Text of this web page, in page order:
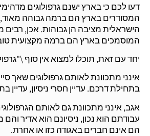
דעו לכם כי בארץ ישנם גרפולוגים
המסודרים בארץ הם ברמה גבוהה
הישראלית מציבה הן גבוהות. אכן, רבים
המוסמכים בארץ הם ברמה מקצועית
יחד עם זאת, תוכלו למצוא אין סוף
אינני מתכוונת לאותם גרפולוגים שאך
בתחילת דרכם. עדיין חסרי ניסיון, עדיין
אגב, אינני מתכוונת גם לאותם
עבודתם הוא נכון, ניסיונם הוא אדיר והם
הם אינם חברים באגודה כזו או אחרת.